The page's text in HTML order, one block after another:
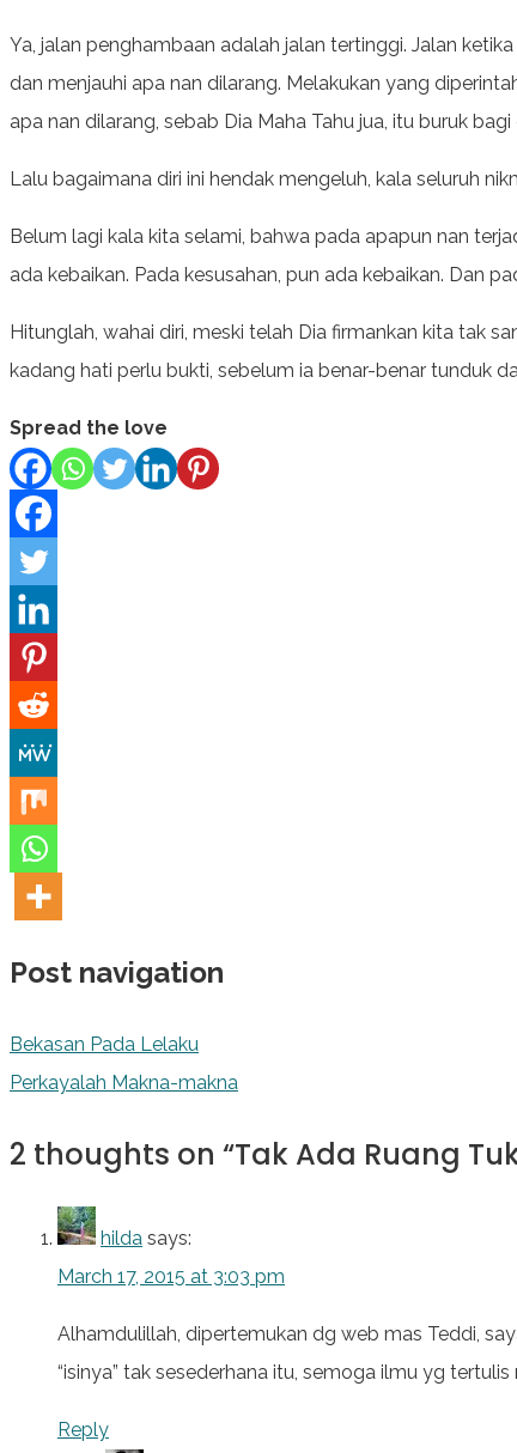
Ya, jalan penghambaan adalah jalan tertinggi. Jalan
dan menjauhi apa nan dilarang. Melakukan yang
apa nan dilarang, sebab Dia Maha Tahu jua, itu buruk bagi
Lalu bagaimana diri ini hendak mengeluh, kala seluruh
Belum lagi kala kita selami, bahwa pada apapun nan
ada kebaikan. Pada kesusahan, pun ada kebaikan. Dan
Hitunglah, wahai diri, meski telah Dia firmankan kita tak
kadang hati perlu bukti, sebelum ia benar-benar tunduk
Spread the love
Post navigation
Bekasan Pada Lelaku
Perkayalah Makna-makna
2 thoughts on “Tak Ada Ruang
hilda says:
March 17, 2015 at 3:03 pm
Alhamdulillah, dipertemukan dg web mas Teddi,
“isinya” tak sesederhana itu, semoga ilmu yg
Reply